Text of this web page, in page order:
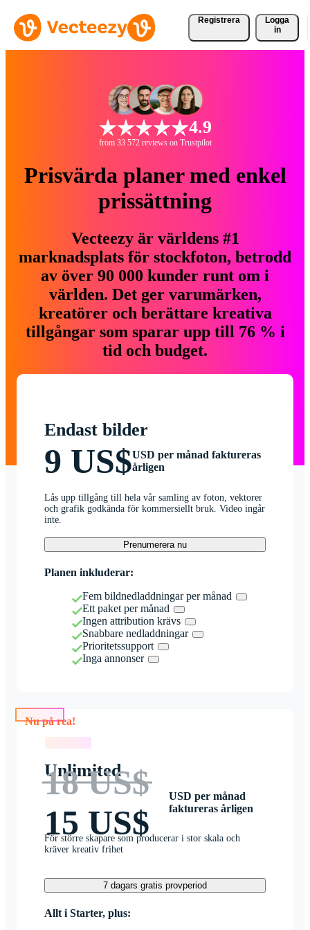
Registrera
Logga
in
4.9
from 33 572 reviews on Trustpilot
Prisvärda planer med enkel
prissättning
Vecteezy är världens #1
marknadsplats för stockfoton, betrodd
av över 90 000 kunder runt om i
världen. Det ger varumärken,
kreatörer och berättare kreativa
tillgångar som sparar upp till 76 % i
tid och budget.
Endast bilder
9 US$USD per månad faktureras
årligen
Lås upp tillgång till hela vår samling av foton, vektorer
och grafik godkända för kommersiellt bruk. Video ingår
inte.
Prenumerera nu
Planen inkluderar:
Fem bildnedladdningar per månad
Ett paket per månad
Ingen attribution krävs
Snabbare nedladdningar
Prioritetssupport
Inga annonser
Nu på rea!
Unlimited
18 US$
15 US$
USD per månad
faktureras årligen
För större skapare som producerar i stor skala och
kräver kreativ frihet
7 dagars gratis provperiod
Allt i Starter, plus: